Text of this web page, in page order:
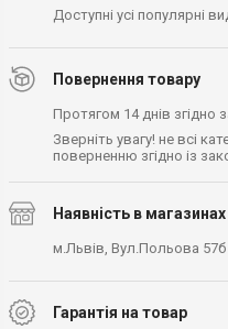
Доступні усі популярні
Повернення товару
Протягом 14 днів згідно
Зверніть увагу! не всі
поверненню згідно із
Наявність в магазинах
м.Львів, Вул.Польова 57б
Гарантія на товар